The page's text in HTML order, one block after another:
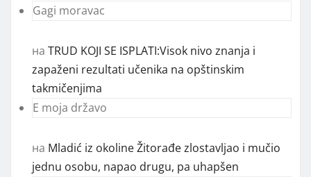
Gagi moravac
на TRUD KOJI SE ISPLATI:Visok nivo znanja i
zapaženi rezultati učenika na opštinskim
takmičenjima
E moja državo
на Mladić iz okoline Žitorađe zlostavljao i mučio
jednu osobu, napao drugu, pa uhapšen